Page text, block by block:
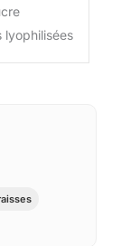
lyophilisées